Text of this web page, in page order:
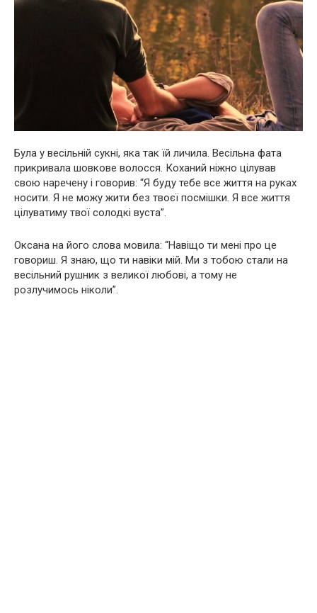
Була у весільній сукні, яка так їй личила. Весільна фата
прикривала шовкове волосся. Коханий ніжно цілував
свою наречену і говорив: “Я буду тебе все життя на руках
носити. Я не можу жити без твоєї посмішки. Я все життя
цілуватиму твої солодкі вуста”.
Оксана на його слова мовила: “Навіщо ти мені про це
говориш. Я знаю, що ти навіки мій. Ми з тобою стали на
весільний рушник з великої любові, а тому не
розлучимось ніколи”.